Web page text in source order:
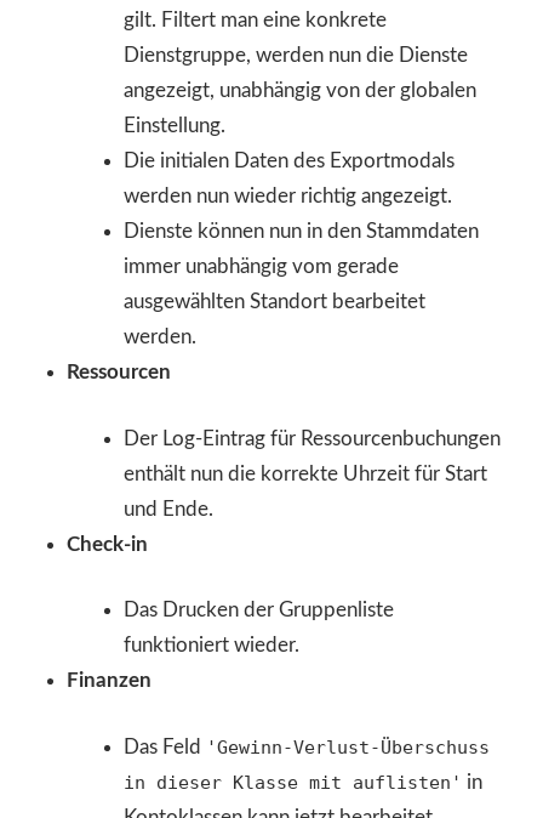
gilt. Filtert man eine konkrete
Dienstgruppe, werden nun die Dienste
angezeigt, unabhängig von der globalen
Einstellung.
Die initialen Daten des Exportmodals
werden nun wieder richtig angezeigt.
Dienste können nun in den Stammdaten
immer unabhängig vom gerade
ausgewählten Standort bearbeitet
werden.
Ressourcen
Der Log-Eintrag für Ressourcenbuchungen
enthält nun die korrekte Uhrzeit für Start
und Ende.
Check-in
Das Drucken der Gruppenliste
funktioniert wieder.
Finanzen
Das Feld 'Gewinn-Verlust-Überschuss
in dieser Klasse mit auflisten' in